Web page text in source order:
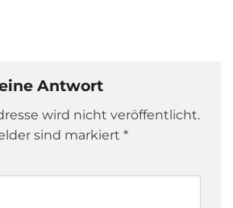
Antwort
wird nicht veröffentlicht.
sind markiert *